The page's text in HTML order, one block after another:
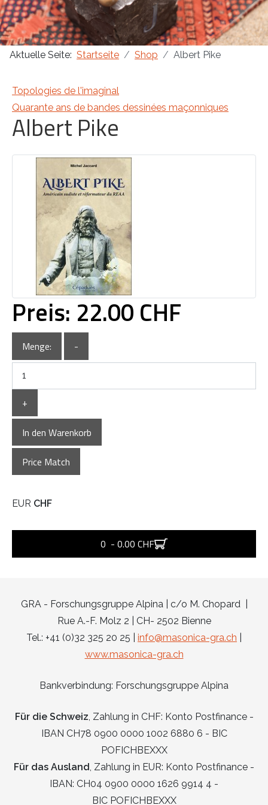
Aktuelle Seite: Startseite Shop Albert Pike
EUR CHF
0 - 0.00 CHF
Topologies de l'imaginal
Quarante ans de bandes dessinées maçonniques
Albert Pike
Preis: 22.00 CHF
Menge: -
+
In den Warenkorb
Price Match
GRA - Forschungsgruppe Alpina | c/o M. Chopard |
Rue A.-F. Molz 2 | CH- 2502 Bienne
Tel.: +41 (0)32 325 20 25 | info@masonica-gra.ch
www.masonica-gra.ch
Bankverbindung: Forschungsgruppe Alpina
Für die Schweiz , Zahlung in CHF: Konto Postfinance -
IBAN CH78 0900 0000 1002 6880 6 - BIC
POFICHBEXXX
Für das Ausland , Zahlung in EUR: Konto Postfinance -
IBAN: CH04 0900 0000 1626 9914 4 -
BIC POFICHBEXXX
Masonica 47
Masonica 46
Masonica 45